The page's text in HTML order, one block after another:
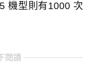
機型則有1000 次
閱讀